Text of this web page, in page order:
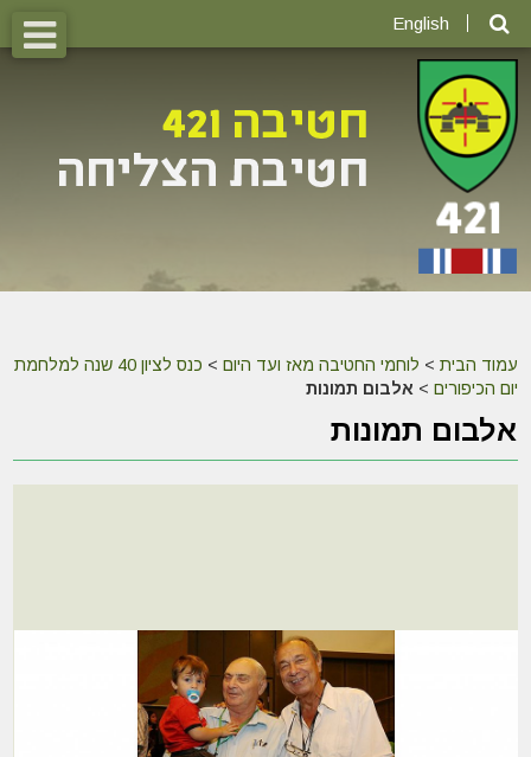
English
עמוד הבית > לוחמי החטיבה מאז ועד היום >
כנס לציון 40 שנה למלחמת
יום הכיפורים > אלבום תמונות
אלבום תמונות